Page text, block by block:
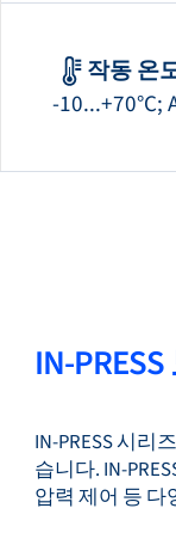
작동 온
-10...+70°C;
IN-
IN-PRESS 시리
습니다. IN-
압력 제어 등